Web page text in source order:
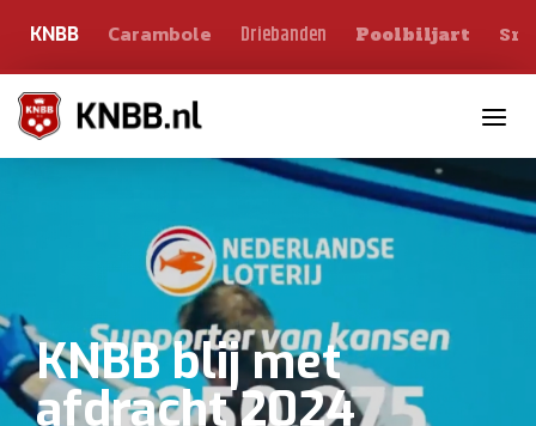
KNBB Carambole Driebanden Poolbiljart
KNBB blij met
afdracht 2024